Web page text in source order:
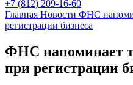
+7 (812) 209-16-60
Главная Новости ФНС
регистрации бизнеса
ФНС напоминает
при регистрации